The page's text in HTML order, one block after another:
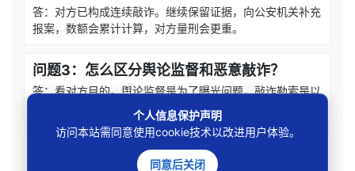
答：对方已构成连续敲诈。继续保留证据，向公安机关补充
报案，数额会累计计算，对方量刑会更重。
问题3：怎么区分舆论监督和恶意敲诈？
答：看对方目的。舆论监督是为了曝光问题，敲诈勒索是以
删帖为条件索要钱财。凡是开口要钱的，大概率是敲诈。
问题4：被害企业能旁听敲诈案庭审吗？
个人信息保护声明
访问本站需同意使用cookie技术以改进用户体验。
同意后关闭